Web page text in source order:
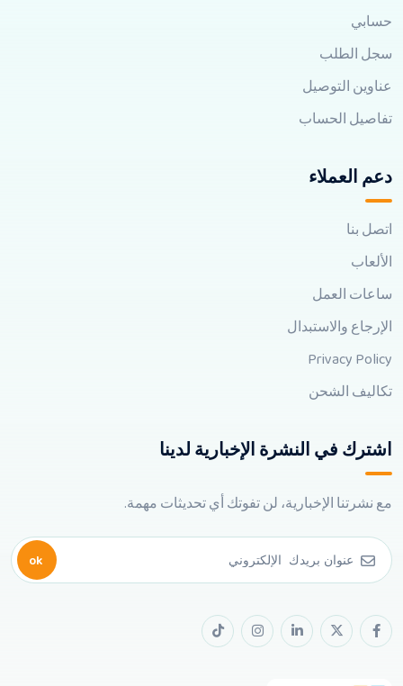
حسابي
سجل الطلب
عناوين التوصيل
تفاصيل الحساب
دعم العملاء
اتصل بنا
الألعاب
ساعات العمل
الإرجاع والاستبدال
Privacy Policy
تكاليف الشحن
اشترك في النشرة الإخبارية لدينا
مع نشرتنا الإخبارية، لن تفوتك أي تحديثات مهمة.
ok